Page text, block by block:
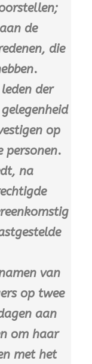
de
die
.
der
op
personen.
na
van
op twee
aan
om haar
met het